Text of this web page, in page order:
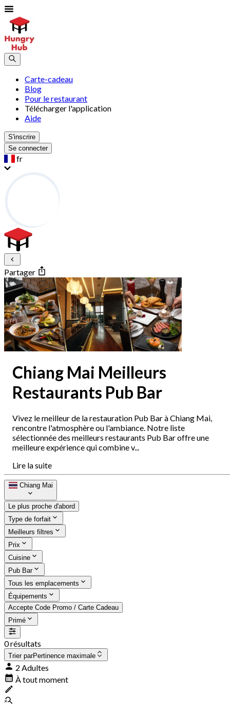
Carte-cadeau
Blog
Pour le restaurant
Télécharger l'application
Aide
S'inscrire
Se connecter
fr
Partager
Chiang Mai Meilleurs
Restaurants Pub Bar
Vivez le meilleur de la restauration Pub Bar à Chiang Mai,
rencontre l'atmosphère ou l'ambiance. Notre liste
sélectionnée des meilleurs restaurants Pub Bar offre une
meilleure expérience qui combine v...
Lire la suite
Chiang Mai
Le plus proche d'abord
Type de forfait
Meilleurs filtres
Prix
Cuisine
Pub Bar
Tous les emplacements
Équipements
Accepte Code Promo / Carte Cadeau
Primé
0 résultats
Trier parPertinence maximale
2 Adultes
À tout moment